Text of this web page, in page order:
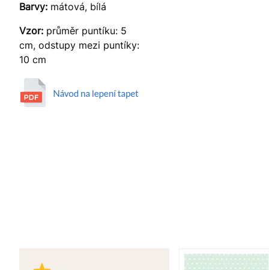
Barvy: mátová, bílá
Vzor: průměr puntíku: 5
cm, odstupy mezi puntíky:
10 cm